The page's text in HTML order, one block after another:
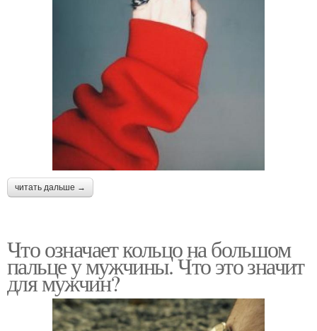
читать дальше →
Что означает кольцо на большом
пальце у мужчины. Что это значит
для мужчин?